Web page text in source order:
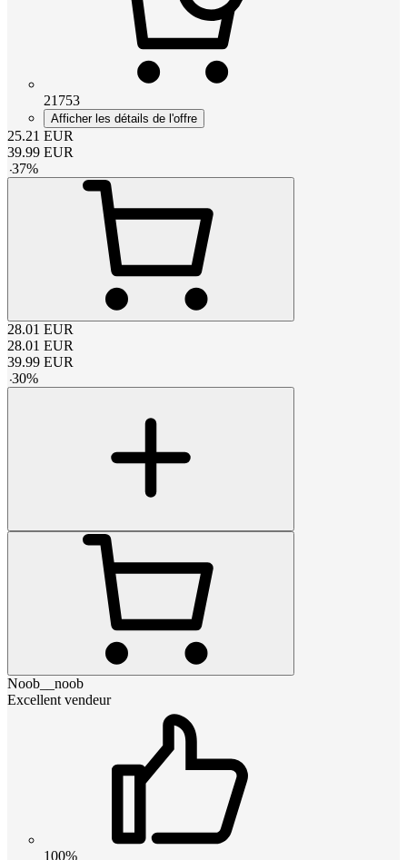
21753
Afficher les détails de l'offre
25.21 EUR
39.99 EUR
-37%
28.01 EUR
28.01 EUR
39.99 EUR
-30%
Noob__noob
Excellent vendeur
100%